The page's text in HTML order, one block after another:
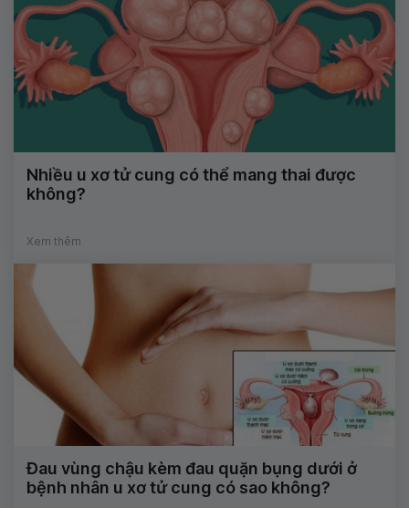
Nhiều u xơ tử cung có thể mang thai được
không?
Xem thêm
Đau vùng chậu kèm đau quặn bụng dưới ở
bệnh nhân u xơ tử cung có sao không?